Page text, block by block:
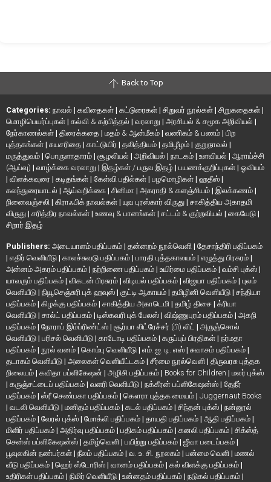
Back to Top
Categories: நாவல் | கவிதைகள் | கட்டுரைகள் | சிறுவர் நூல்கள் | சிறுகதைகள் |
மொழிபெயர்ப்புகள் | கல்வி & கற்பித்தல் | வரலாறு | அரசியல் & சமூக அறிவியல் |
நேர்காணல்கள் | திரைக்கதை | மதம் & ஆன்மீகம் | வணிகம் & பணம் | பிற
புத்தகங்கள் | சுயசரிதை | காட்டுயிர் | தலித்தியம் | தமிழீழம் | குறுநாவல் |
மருத்துவம் | பொருளாதாரம் | சூழலியல் | அறிவியல் | நாடகம் | உளவியல் | ஆராய்ச்சி
(ஆய்வு) | வாழ்க்கை வரலாறு | இதழ்கள் / பருவ இதழ் | பயணக்குறிப்புகள் | ஓவியம்
| விளக்கவுரை | கடிதங்கள் | கேள்வி பதில்கள் | பழமொழிகள் | ஹதீஸ் |
கலந்துரையாடல் | ஆய்வறிக்கை | சினிமா | அகராதி & களஞ்சியம் | இலக்கணம் |
நினைவஞ்சலி | கிராஃபிக் நாவல்கள் | யுவ புரஸ்கார் விருது | சாகித்திய அகாதமி
விருது | சரித்திர நாவல்கள் | உணவு & பானங்கள் | சட்டம் & குற்றவியல் | கையேடு |
சிறார் இதழ்
Publishers: அடையாளம் பதிப்பகம் | தன்னறம் நூல்வெளி | தேசாந்திரி பதிப்பகம்
| எதிர் வெளியீடு | காலச்சுவடு பதிப்பகம் | பாரதி புத்தகாலயம் | எழுத்து பிரசுரம் |
அன்னம் அகரம் பதிப்பகம் | நற்றிணை பதிப்பகம் | உயிர்மை பதிப்பகம் | வம்சி புக்ஸ் |
யாவரும் பதிப்பகம் | விகடன் பிரசுரம் | விடியல் பதிப்பகம் | விஜயா பதிப்பகம் | புலம்
வெளியீடு | நியூசெஞ்சுரி புக் ஹவுஸ் | குட்டி ஆகாயம் | தமிழினி வெளியீடு | சந்தியா
பதிப்பகம் | கிழக்கு பதிப்பகம் | சாகித்திய அகாடெமி | தமிழ் திசை | க்ரியா
வெளியீடு | சால்ட் பதிப்பகம் | டிஸ்கவரி புக் பேலஸ் | விஷ்ணுபுரம் பதிப்பகம் | அகநி
பதிப்பகம் | நோராப் இம்ப்ரிண்ட்ஸ் | சூர்யா லிட்ரேச்சர் (பி) லிட் | அருஞ்சொல்
வெளியீடு | பரிசல் வெளியீடு | காடோடி பதிப்பகம் | கருப்புப் பிரதிகள் | நர்மதா
பதிப்பகம் | நூல் வனம் | கொம்பு வெளியீடு | எம். ஐ. டி. எஸ் | சுவாசம் பதிப்பகம் |
தடாகம் வெளியீடு | அலைகள் வெளியீட்டகம் | சீர்மை நூல்வெளி | திருவரசு புத்தக
நிலையம் | கவிதா பப்ளிகேஷன் | அழிசி பதிப்பகம் | Books for Children | மலர் புக்ஸ்
| கருஞ்சட்டைப் பதிப்பகம் | வளரி வெளியீடு | நக்கீரன் பப்ளிகேஷன்ஸ் | தேநீர்
பதிப்பகம் | ஸ்ரீ செண்பகா பதிப்பகம் | கௌரா புத்தக மையம் | Juggernaut Books
| வடலி வெளியீடு | மனிதம் பதிப்பகம் | கடல் பதிப்பகம் | சிந்தன் புக்ஸ் | நன்னூல்
பதிப்பகம் | வேரல் புக்ஸ் | மோக்லி பதிப்பகம் | தாயதி பதிப்பகம் | ஆதி பதிப்பகம் |
மிளிர் பதிப்பகம் | அதிர்வு பதிப்பகம் | பதிகம் பதிப்பகம் | கனலி பதிப்பகம் | சிக்ஸ்த்
சென்ஸ் பப்ளிகேஷன்ஸ் | தமிழ்வெளி | பயிற்று பதிப்பகம் | ஜீவா படைப்பகம் |
பூவுலகின் நண்பர்கள் | நீலம் பதிப்பகம் | வ. உ. சி. நூலகம் | பன்மை வெளி | மணல்
வீடு பதிப்பகம் | ஹெர் ஸ்டோரிஸ் | வானம் பதிப்பகம் | கல் விளக்கு பதிப்பகம் |
உதிரிகள் பதிப்பகம் | நிமிர் வெளியீடு | உன்னதம் பதிப்பகம் | நடுகல் பதிப்பகம் |